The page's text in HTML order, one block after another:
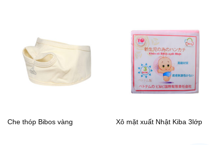
Che thóp Bibos vàng Xô mặt xuất Nhật Kiba 3lớp